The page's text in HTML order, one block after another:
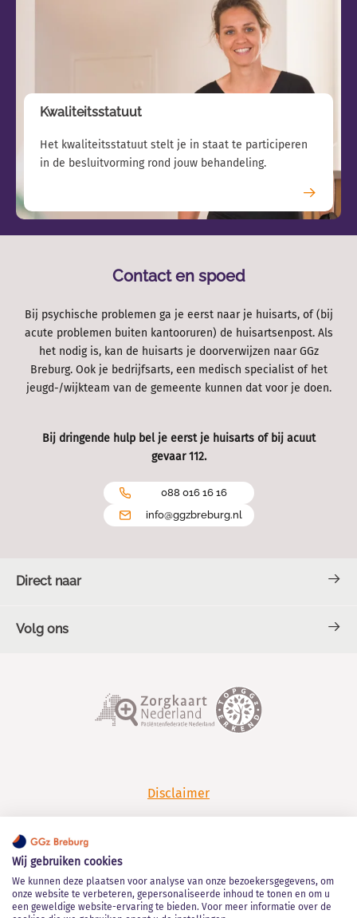
Kwaliteitsstatuut
Het kwaliteitsstatuut stelt je in staat te participeren
in de besluitvorming rond jouw behandeling.
Contact en spoed
Bij psychische problemen ga je eerst naar je huisarts, of (bij
acute problemen buiten kantooruren) de huisartsenpost. Als
het nodig is, kan de huisarts je doorverwijzen naar GGz
Breburg. Ook je bedrijfsarts, een medisch specialist of het
jeugd-/wijkteam van de gemeente kunnen dat voor je doen.
Bij dringende hulp bel je eerst je huisarts of bij acuut
gevaar 112.
088 016 16 16
info@ggzbreburg.nl
Direct naar
Contact en Spoed
Klachten en complimenten
Volg ons
Disclaimer
Algemene leveringsvoorwaarden
Wij gebruiken cookies
We kunnen deze plaatsen voor analyse van onze bezoekersgegevens, om
onze website te verbeteren, gepersonaliseerde inhoud te tonen en om u
een geweldige website-ervaring te bieden. Voor meer informatie over de